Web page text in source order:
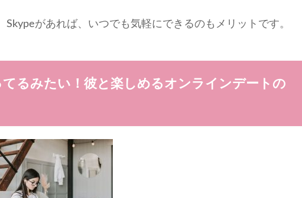
Skypeがあれば、いつでも気軽にできるのもメリットです。